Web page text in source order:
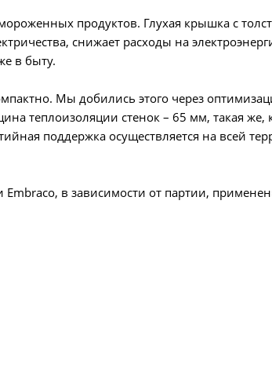
продуктов. Глухая крышка с
снижает расходы на
в быту.
Мы добились этого через
теплоизоляции стенок – 65 мм, такая же,
поддержка осуществляется на всей
в зависимости от партии,